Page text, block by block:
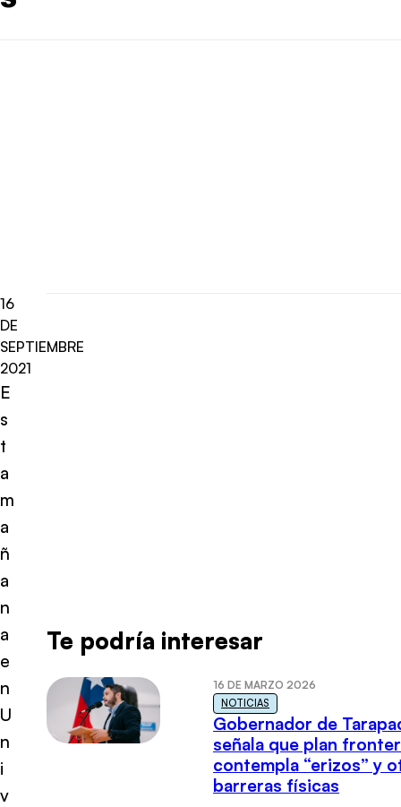
16
DE
SEPTIEMBRE
2021
E
s
t
a
m
a
ñ
a
n
a
e
n
U
n
i
v
Te podría interesar
16 DE MARZO 2026
NOTICIAS
Gobernador de
señala que plan
contempla “erizos” y
barreras físicas